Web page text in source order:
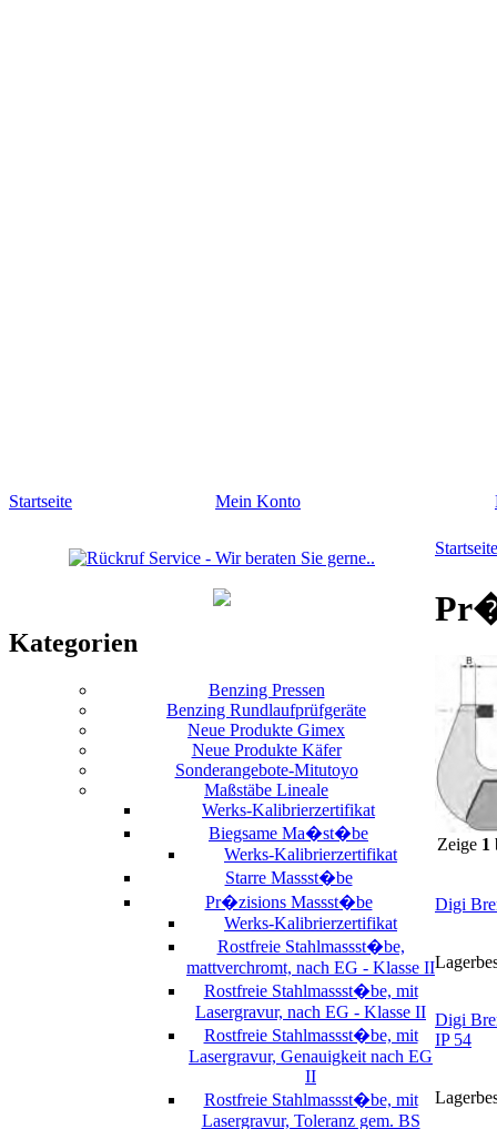
Startseite Mein Konto
Kategorien
Benzing Pressen
Benzing Rundlaufprüfgeräte
Neue Produkte Gimex
Neue Produkte Käfer
Sonderangebote-Mitutoyo
Maßstäbe Lineale
Werks-Kalibrierzertifikat
Biegsame Ma�st�be
Werks-Kalibrierzertifikat
Starre Massst�be
Pr�zisions Massst�be
Werks-Kalibrierzertifikat
Rostfreie Stahlmassst�be,
mattverchromt, nach EG - Klasse II
Rostfreie Stahlmassst�be, mit
Lasergravur, nach EG - Klasse II
Rostfreie Stahlmassst�be, mit
Lasergravur, Genauigkeit nach EG
II
Rostfreie Stahlmassst�be, mit
Lasergravur, Toleranz gem. BS
Startseite
Zeige 1
Digi
Digi
IP 54